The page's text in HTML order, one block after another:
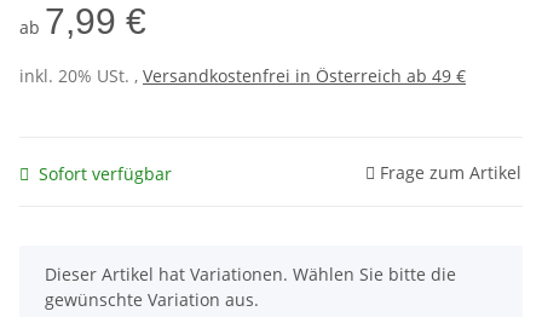
ab 7,99 €
inkl. 20% USt. , Versandkostenfrei in Österreich ab 49 €
Sofort verfügbar Frage zum Artikel
x
Dieser Artikel hat Variationen. Wählen Sie bitte die
gewünschte Variation aus.